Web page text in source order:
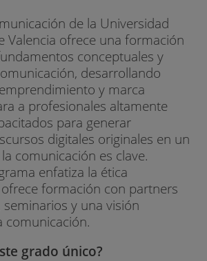
de la Universidad
Valencia ofrece una formación
conceptuales y
desarrollando
y marca
a profesionales altamente
para generar
digitales originales en un
comunicación es clave.
enfatiza la ética
formación con partners
y una visión
comunicación.
grado único?